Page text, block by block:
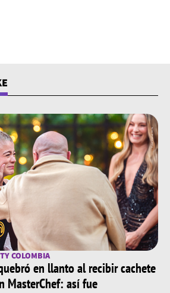
COLOMBIA
en llanto al recibir cachete
MasterChef: así fue